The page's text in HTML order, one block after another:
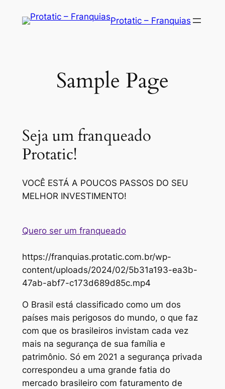
Protatic – Franquias
Sample Page
Seja um franqueado
Protatic!
VOCÊ ESTÁ A POUCOS PASSOS DO SEU
MELHOR INVESTIMENTO!
Quero ser um franqueado
https://franquias.protatic.com.br/wp-
content/uploads/2024/02/5b31a193-ea3b-
47ab-abf7-c173d689d85c.mp4
O Brasil está classificado como um dos
países mais perigosos do mundo, o que faz
com que os brasileiros invistam cada vez
mais na segurança de sua família e
patrimônio. Só em 2021 a segurança privada
correspondeu a uma grande fatia do
mercado brasileiro com faturamento de